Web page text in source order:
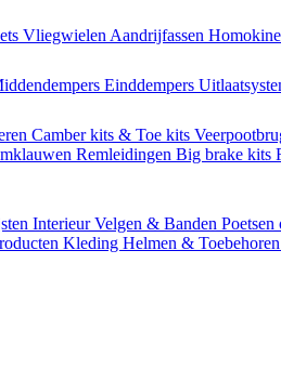
Vliegwielen Aandrijfassen
Einddempers
Camber kits & Toe kits
Remleidingen Big brake kits
InterieurVelgen & Banden Poetsen
Kleding Helmen & Toebehoren